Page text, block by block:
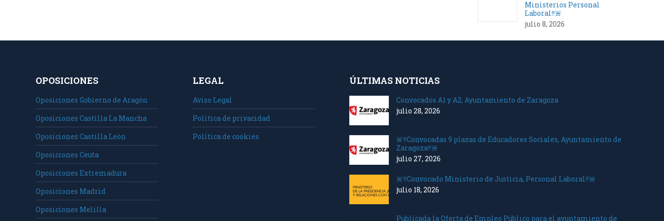
Ministerios Personal
Laboral‼️🚨
julio 8, 2026
OPOSICIONES
Oposiciones Gobierno de Aragón
Oposiciones Castilla La Mancha
Oposiciones Castilla León
Oposiciones Ceuta
Oposiciones Extremadura
Oposiciones Madrid
Oposiciones Melilla
LEGAL
Aviso Legal
Política de privacidad
Política de cookies
ÚLTIMAS NOTICIAS
Convocados A1 y A2, Ayuntamiento de Zaragoza
julio 28, 2026
🚨‼️Convocadas 9 plazas de Educadores Sociales, Ayuntamiento de
Zaragoza‼️🚨
julio 27, 2026
🚨‼️Convocado Ministerio de Justicia, Personal Laboral‼️🚨
julio 18, 2026
Publicada la Oferta de Empleo Público para el ayuntamiento de